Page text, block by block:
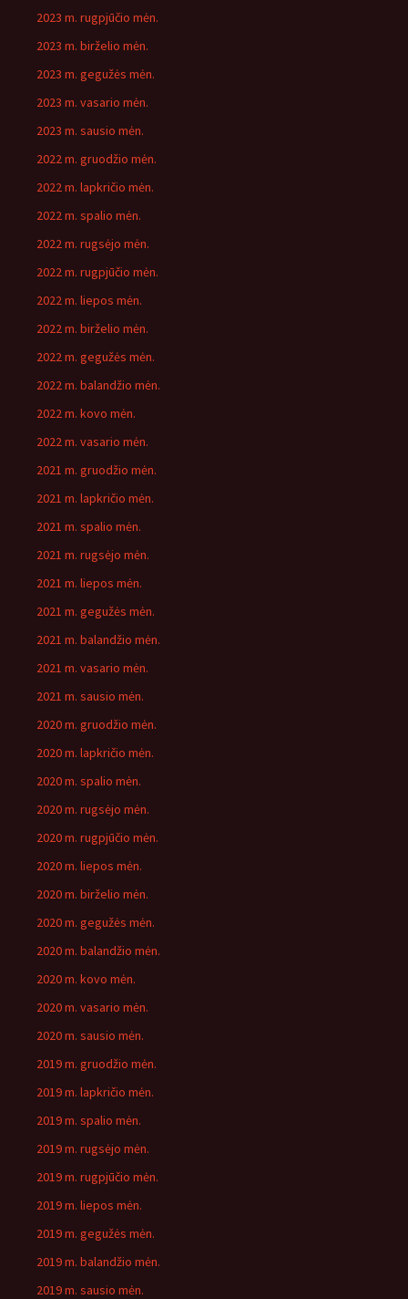
2023 m. rugpjūčio mėn.
2023 m. birželio mėn.
2023 m. gegužės mėn.
2023 m. vasario mėn.
2023 m. sausio mėn.
2022 m. gruodžio mėn.
2022 m. lapkričio mėn.
2022 m. spalio mėn.
2022 m. rugsėjo mėn.
2022 m. rugpjūčio mėn.
2022 m. liepos mėn.
2022 m. birželio mėn.
2022 m. gegužės mėn.
2022 m. balandžio mėn.
2022 m. kovo mėn.
2022 m. vasario mėn.
2021 m. gruodžio mėn.
2021 m. lapkričio mėn.
2021 m. spalio mėn.
2021 m. rugsėjo mėn.
2021 m. liepos mėn.
2021 m. gegužės mėn.
2021 m. balandžio mėn.
2021 m. vasario mėn.
2021 m. sausio mėn.
2020 m. gruodžio mėn.
2020 m. lapkričio mėn.
2020 m. spalio mėn.
2020 m. rugsėjo mėn.
2020 m. rugpjūčio mėn.
2020 m. liepos mėn.
2020 m. birželio mėn.
2020 m. gegužės mėn.
2020 m. balandžio mėn.
2020 m. kovo mėn.
2020 m. vasario mėn.
2020 m. sausio mėn.
2019 m. gruodžio mėn.
2019 m. lapkričio mėn.
2019 m. spalio mėn.
2019 m. rugsėjo mėn.
2019 m. rugpjūčio mėn.
2019 m. liepos mėn.
2019 m. gegužės mėn.
2019 m. balandžio mėn.
2019 m. sausio mėn.